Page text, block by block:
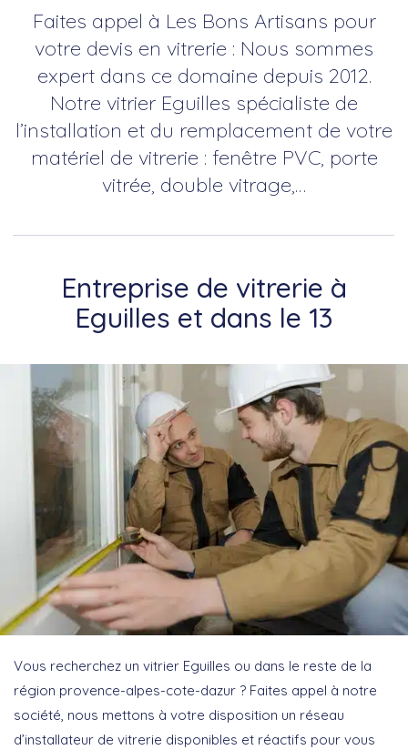
Faites appel à Les Bons Artisans pour
votre devis en vitrerie : Nous sommes
expert dans ce domaine depuis 2012.
Notre vitrier Eguilles spécialiste de
l’installation et du remplacement de votre
matériel de vitrerie : fenêtre PVC, porte
vitrée, double vitrage,…
Entreprise de vitrerie à
Eguilles et dans le 13
Vous recherchez un vitrier Eguilles ou dans le reste de la
région provence-alpes-cote-dazur ? Faites appel à notre
société, nous mettons à votre disposition un réseau
d’installateur de vitrerie disponibles et réactifs pour vous